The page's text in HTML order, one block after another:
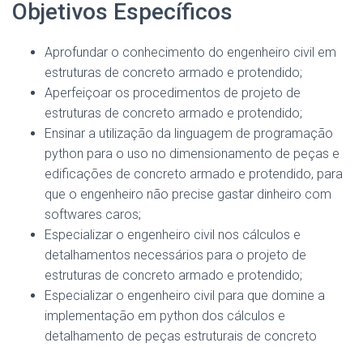
Objetivos Específicos
Aprofundar o conhecimento do engenheiro civil em
estruturas de concreto armado e protendido;
Aperfeiçoar os procedimentos de projeto de
estruturas de concreto armado e protendido;
Ensinar a utilização da linguagem de programação
python para o uso no dimensionamento de peças e
edificações de concreto armado e protendido, para
que o engenheiro não precise gastar dinheiro com
softwares caros;
Especializar o engenheiro civil nos cálculos e
detalhamentos necessários para o projeto de
estruturas de concreto armado e protendido;
Especializar o engenheiro civil para que domine a
implementação em python dos cálculos e
detalhamento de peças estruturais de concreto